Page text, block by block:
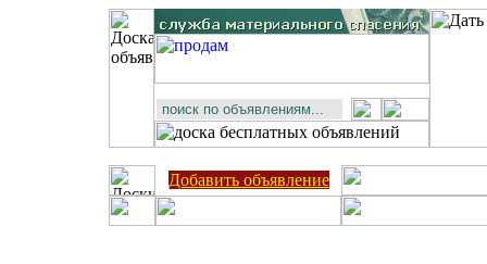
Добавить объявление